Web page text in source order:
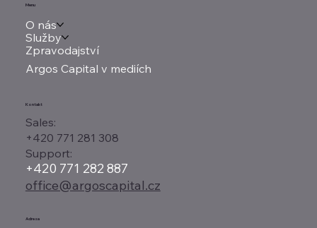
Menu
O nás
Služby
Zpravodajství
Argos Capital v mediích
Adresa
Kontakt
Sales:
+420 771 281 308
Support:
+420 771 282 887
office@argoscapital.cz